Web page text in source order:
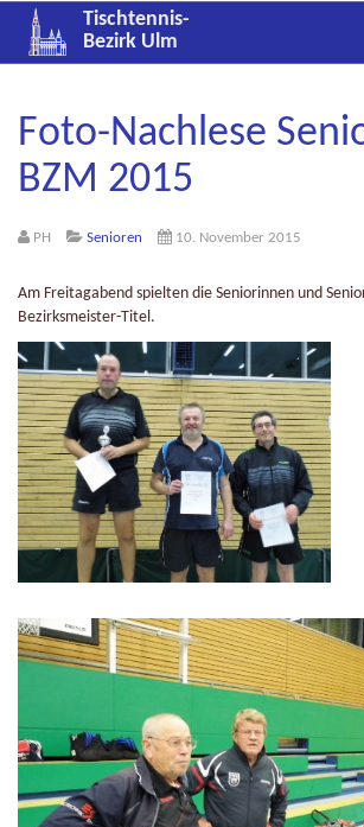
Tischtennis-
Bezirk Ulm
Foto-Nachlese
BZM 2015
PH Senioren 10. November 2015
Am Freitagabend spielten die Seniorinnen und
Bezirksmeister-Titel.